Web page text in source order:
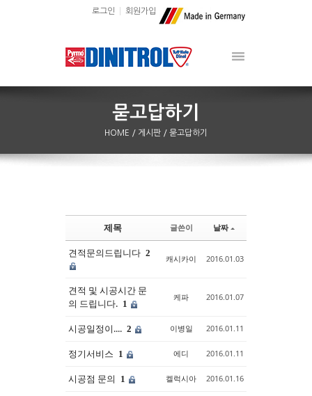
로그인 회원가입
HOME / 게시판 / 묻고답하기
제목 글쓴이 날짜
견적문의드립니다 2
캐시카이 2016.01.03
견적 및 시공시간 문
의 드립니다. 1
케파 2016.01.07
시공일정이.... 2 이병일 2016.01.11
정기서비스 1 에디 2016.01.11
시공점 문의 1 켈럭시아 2016.01.16
Sketchbook5, 스케치북5
Sketchbook5, 스케치북5
Sketchbook5, 스케치북5
Sketchbook5, 스케치북5